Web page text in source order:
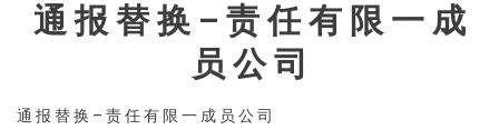
通 报 替 换 – 责 任 有 限 一 成
员 公 司
通 报 替 换 – 责 任 有 限 一 成 员 公 司